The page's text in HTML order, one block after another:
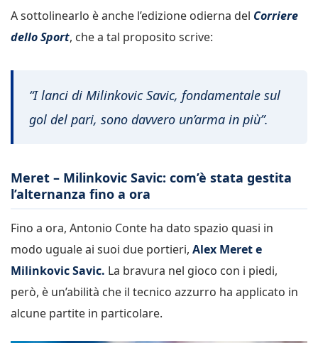
A sottolinearlo è anche l’edizione odierna del Corriere
dello Sport, che a tal proposito scrive:
“I lanci di Milinkovic Savic, fondamentale sul
gol del pari, sono davvero un’arma in più”.
Meret – Milinkovic Savic: com’è stata gestita
l’alternanza fino a ora
Fino a ora, Antonio Conte ha dato spazio quasi in
modo uguale ai suoi due portieri, Alex Meret e
Milinkovic Savic. La bravura nel gioco con i piedi,
però, è un’abilità che il tecnico azzurro ha applicato in
alcune partite in particolare.